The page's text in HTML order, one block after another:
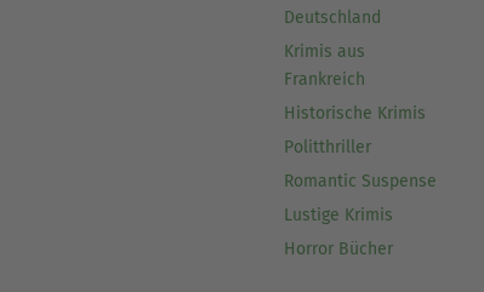
Deutschland
Krimis aus
Frankreich
Historische Krimis
Politthriller
Romantic Suspense
Lustige Krimis
Horror Bücher